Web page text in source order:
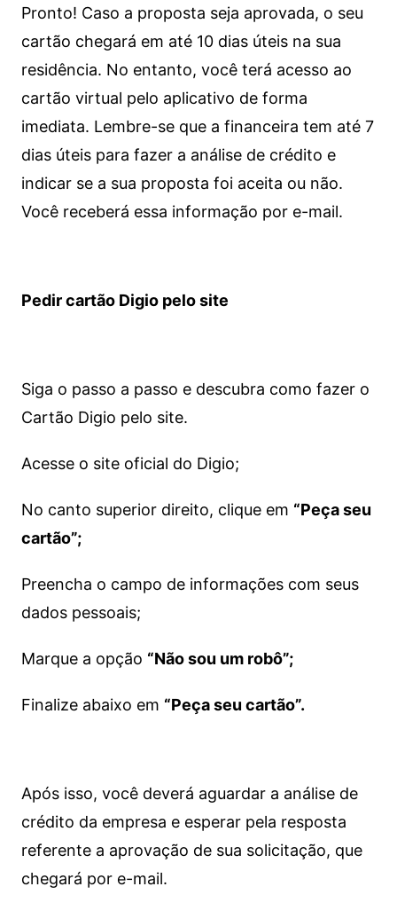
Pronto! Caso a proposta seja aprovada, o seu
cartão chegará em até 10 dias úteis na sua
residência. No entanto, você terá acesso ao
cartão virtual pelo aplicativo de forma
imediata. Lembre-se que a financeira tem até 7
dias úteis para fazer a análise de crédito e
indicar se a sua proposta foi aceita ou não.
Você receberá essa informação por e-mail.
Pedir cartão Digio pelo site
Siga o passo a passo e descubra como fazer o
Cartão Digio pelo site.
Acesse o site oficial do Digio;
No canto superior direito, clique em “Peça seu
cartão”;
Preencha o campo de informações com seus
dados pessoais;
Marque a opção “Não sou um robô”;
Finalize abaixo em “Peça seu cartão”.
Após isso, você deverá aguardar a análise de
crédito da empresa e esperar pela resposta
referente a aprovação de sua solicitação, que
chegará por e-mail.